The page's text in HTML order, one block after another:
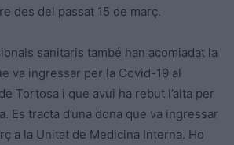
des del passat 15 de març.
sanitaris també han acomiadat la
va ingressar per la Covid-19 al
Tortosa i que avui ha rebut l’alta per
Es tracta d’una dona que va ingressar
a la Unitat de Medicina Interna. Ho